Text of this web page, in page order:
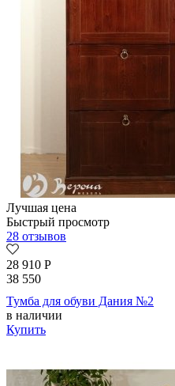
Лучшая цена
Быстрый просмотр
28 отзывов
28 910 Р
38 550
Тумба для обуви Дания №2
в наличии
Купить